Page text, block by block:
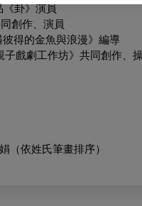
《卦》演員
創作、演員
得的金魚與浪漫》編導
戲劇工作坊》共同創作、
（依姓氏筆畫排序）